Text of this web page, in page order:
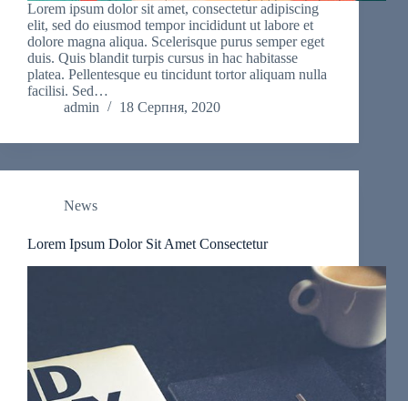
Lorem ipsum dolor sit amet, consectetur adipiscing
elit, sed do eiusmod tempor incididunt ut labore et
dolore magna aliqua. Scelerisque purus semper eget
duis. Quis blandit turpis cursus in hac habitasse
platea. Pellentesque eu tincidunt tortor aliquam nulla
facilisi. Sed…
admin
18 Серпня, 2020
News
Lorem Ipsum Dolor Sit Amet Consectetur